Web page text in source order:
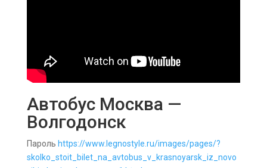
Автобус Москва —
Волгодонск
Пароль https://www.legnostyle.ru/images/pages/?
skolko_stoit_bilet_na_avtobus_v_krasnoyarsk_iz_novo